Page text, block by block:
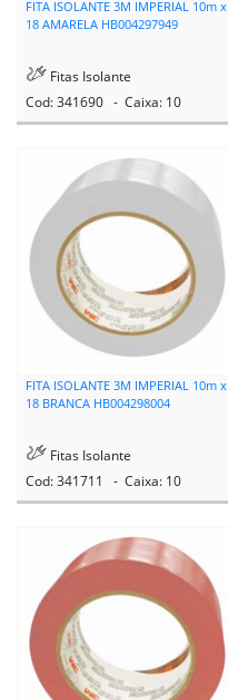
FITA ISOLANTE 3M IMPERIAL 10m x
18 AMARELA HB004297949
Fitas Isolante
Cod: 341690 - Caixa: 10
FITA ISOLANTE 3M IMPERIAL 10m x
18 BRANCA HB004298004
Fitas Isolante
Cod: 341711 - Caixa: 10